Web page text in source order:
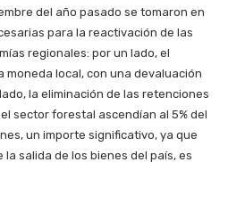
del año pasado se tomaron en
para la reactivación de las
regionales: por un lado, el
moneda local, con una devaluación
la eliminación de las retenciones
sector forestal ascendían al 5% del
un importe significativo, ya que
salida de los bienes del país, es